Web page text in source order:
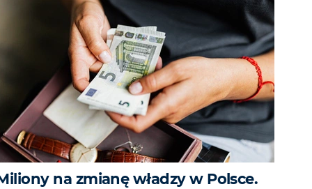
na zmianę władzy w Polsce.